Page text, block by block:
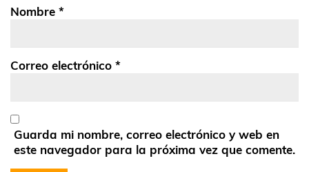
Nombre *
Correo electrónico *
Guarda mi nombre, correo electrónico y web en
este navegador para la próxima vez que comente.